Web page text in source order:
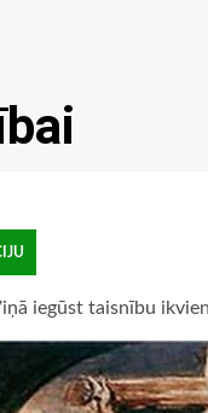
iegūst taisnību